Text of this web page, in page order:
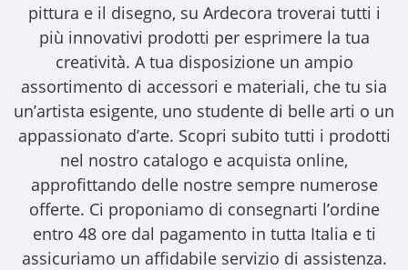
pittura e il disegno, su Ardecora troverai tutti i
più innovativi prodotti per esprimere la tua
creatività. A tua disposizione un ampio
assortimento di accessori e materiali, che tu sia
un’artista esigente, uno studente di belle arti o un
appassionato d’arte. Scopri subito tutti i prodotti
nel nostro catalogo e acquista online,
approfittando delle nostre sempre numerose
offerte. Ci proponiamo di consegnarti l’ordine
entro 48 ore dal pagamento in tutta Italia e ti
assicuriamo un affidabile servizio di assistenza.